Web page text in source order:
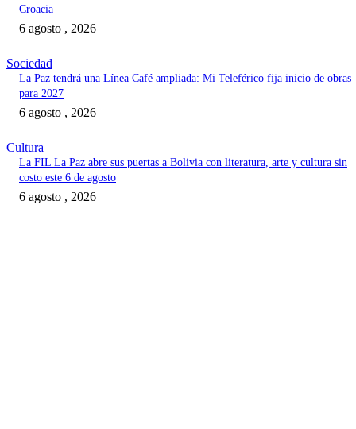
Croacia
6 agosto , 2026
Sociedad
La Paz tendrá una Línea Café ampliada: Mi Teleférico fija inicio de obras
para 2027
6 agosto , 2026
Cultura
La FIL La Paz abre sus puertas a Bolivia con literatura, arte y cultura sin
costo este 6 de agosto
6 agosto , 2026